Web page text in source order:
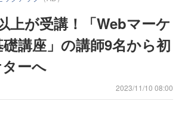
上が受講！「Webマーケ
講座」の講師9名から初
ーへ
2023/11/10 08:00